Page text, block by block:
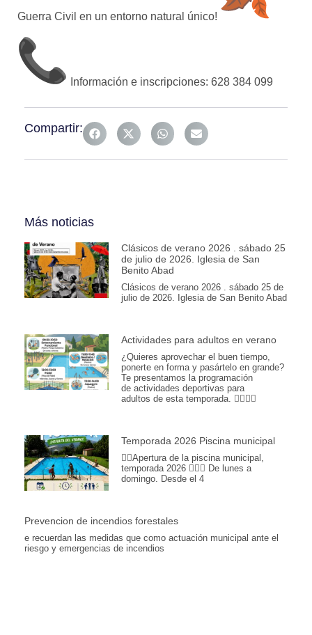
Guerra Civil en un entorno natural único!
Información e inscripciones: 628 384 099
Compartir:
Más noticias
Clásicos de verano 2026 . sábado 25
de julio de 2026. Iglesia de San
Benito Abad
Clásicos de verano 2026 . sábado 25 de
julio de 2026. Iglesia de San Benito Abad
Actividades para adultos en verano
¿Quieres aprovechar el buen tiempo,
ponerte en forma y pasártelo en grande?
Te presentamos la programación
de actividades deportivas para
adultos de esta temporada. 🏊‍♂️💪🎾
Temporada 2026 Piscina municipal
🏊‍♀️Apertura de la piscina municipal,
temporada 2026 🏊🏽📆 De lunes a
domingo. Desde el 4
Prevencion de incendios forestales
e recuerdan las medidas que como actuación municipal ante el
riesgo y emergencias de incendios